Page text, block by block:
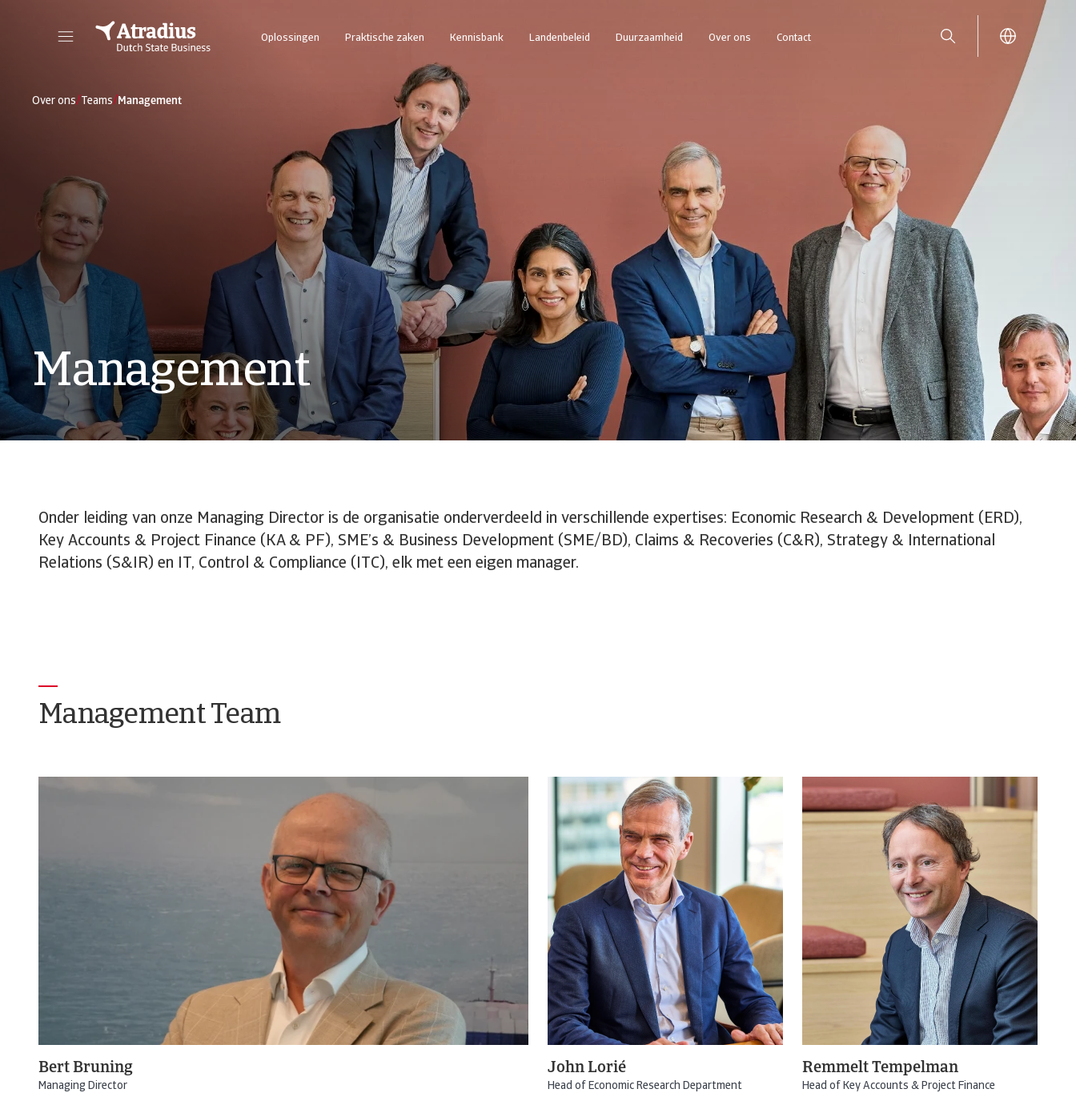
Oplossingen Praktische zaken Kennisbank Landenbeleid Duurzaamheid Over ons Contact
Over ons/ Teams/Management
Management
Onder leiding van onze Managing Director is de organisatie onderverdeeld in verschillende expertises: Economic Research & Development (ERD),
Key Accounts & Project Finance (KA & PF), SME’s & Business Development (SME/BD), Claims & Recoveries (C&R), Strategy & International
Relations (S&IR) en IT, Control & Compliance (ITC), elk met een eigen manager.
Management Team
Bert Bruning
Managing Director
John Lorié
Head of Economic Research Department
Remmelt Tempelman
Head of Key Accounts & Project Finance